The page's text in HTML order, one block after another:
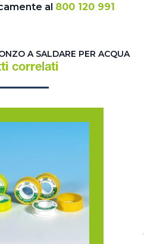
al 800 120 991
A SALDARE PER ACQUA
correlati